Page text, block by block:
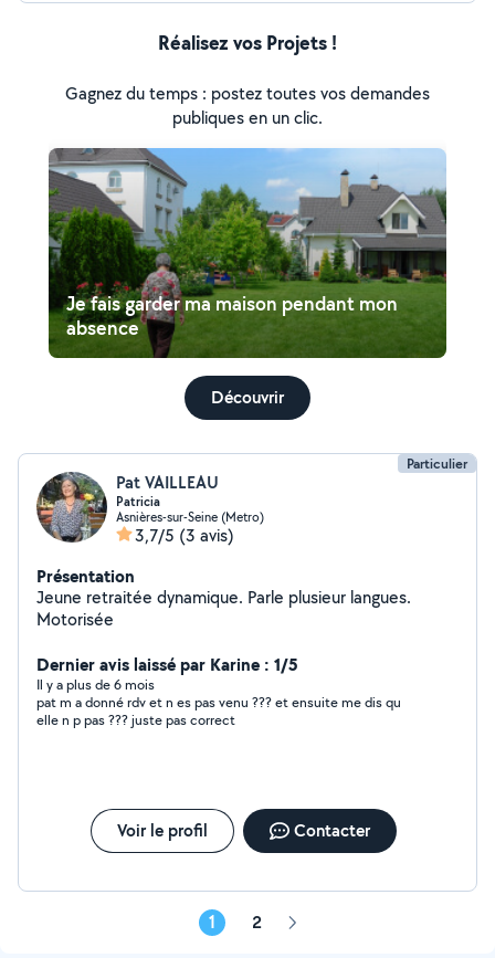
Réalisez vos Projets !
Gagnez du temps : postez toutes vos demandes
publiques en un clic.
Je fais garder ma maison pendant mon
absence
Découvrir
Particulier
Pat VAILLEAU
Patricia
Asnières-sur-Seine (Metro)
3,7/5 (3 avis)
Présentation
Jeune retraitée dynamique. Parle plusieur langues.
Motorisée
Dernier avis laissé par Karine : 1/5
Il y a plus de 6 mois
pat m a donné rdv et n es pas venu ??? et ensuite me dis qu
elle n p pas ??? juste pas correct
Voir le profil Contacter
1 2 Page